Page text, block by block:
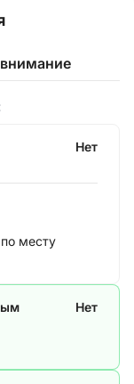
Нет
месту
Нет